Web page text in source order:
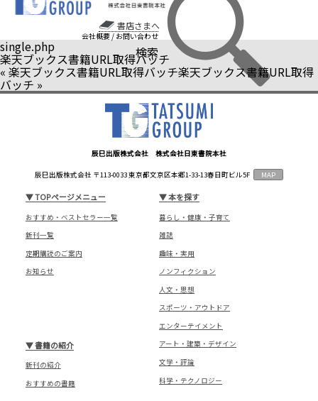
書店さまへ
会社概要 / お問い合わせ
検索
single.php
楽天ブックス書籍URL取得バッチ
« 楽天ブックス書籍URL取得バッチ楽天ブックス書籍URL取得
バッチ »
辰巳出版株式会社 株式会社日東書院本社
辰巳出版株式会社 〒113-0033 東京都文京区本郷1-33-13春日町ビル5F MAP
▼TOPページメニュー
おすすめ・ベストセラー一覧
新刊一覧
定期購読のご案内
お知らせ
▼本を探す
暮らし・健康・子育て
雑誌
趣味・実用
ノンフィクション
人文・思想
スポーツ・アウトドア
エンターテイメント
アート・建築・デザイン
文学・評論
科学・テクノロジー
▼書籍の紹介
新刊の紹介
おすすめの書籍